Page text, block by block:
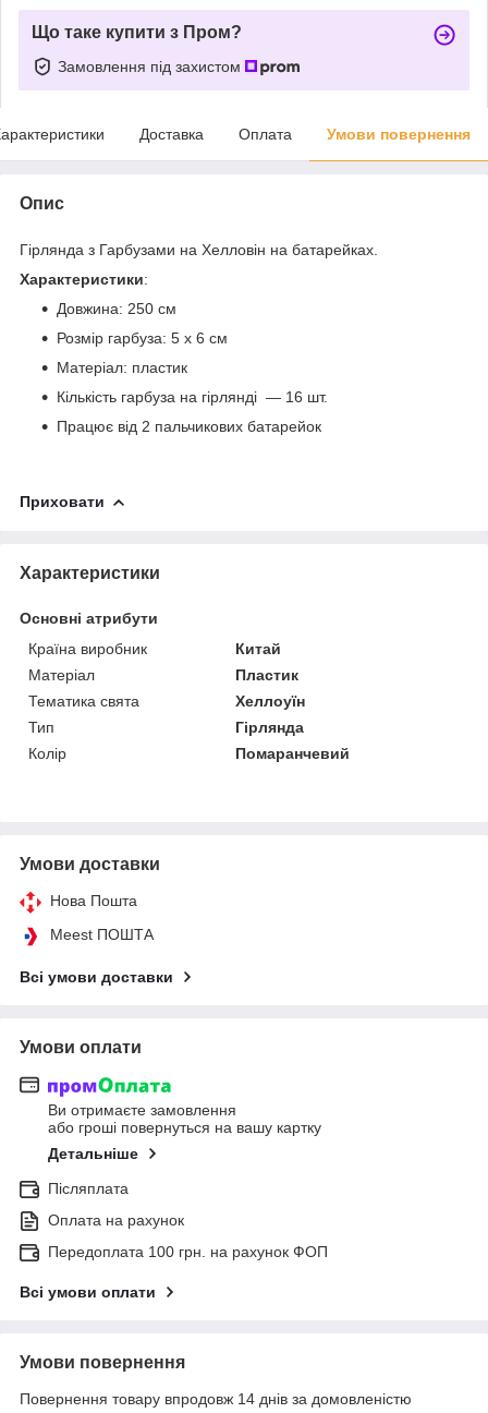
Що таке купити з Пром?
Замовлення під захистом
Доставка Оплата Умови повернення
Опис
Гірлянда з Гарбузами на Хелловін на батарейках.
Характеристики:
Довжина: 250 см
Розмір гарбуза: 5 х 6 см
Матеріал: пластик
Кількість гарбуза на гірлянді — 16 шт.
Працює від 2 пальчикових батарейок
Приховати
Характеристики
Основні атрибути
Країна виробник
Китай
Матеріал
Пластик
Тематика свята
Хеллоуїн
Тип
Гірлянда
Колір
Помаранчевий
Умови доставки
Нова Пошта
Meest ПОШТА
Всі умови доставки
Умови оплати
Ви отримаєте замовлення
або гроші повернуться на вашу картку
Детальніше
Післяплата
Оплата на рахунок
Передоплата 100 грн. на рахунок ФОП
Всі умови оплати
Умови повернення
Повернення товару впродовж 14 днів за домовленістю